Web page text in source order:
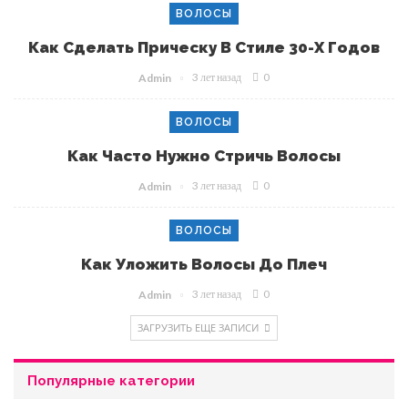
ВОЛОСЫ
Как Сделать Прическу В Стиле 30-Х Годов
Admin 3 лет назад 0
ВОЛОСЫ
Как Часто Нужно Стричь Волосы
Admin 3 лет назад 0
ВОЛОСЫ
Как Уложить Волосы До Плеч
Admin 3 лет назад 0
ЗАГРУЗИТЬ ЕЩЕ ЗАПИСИ
Популярные категории